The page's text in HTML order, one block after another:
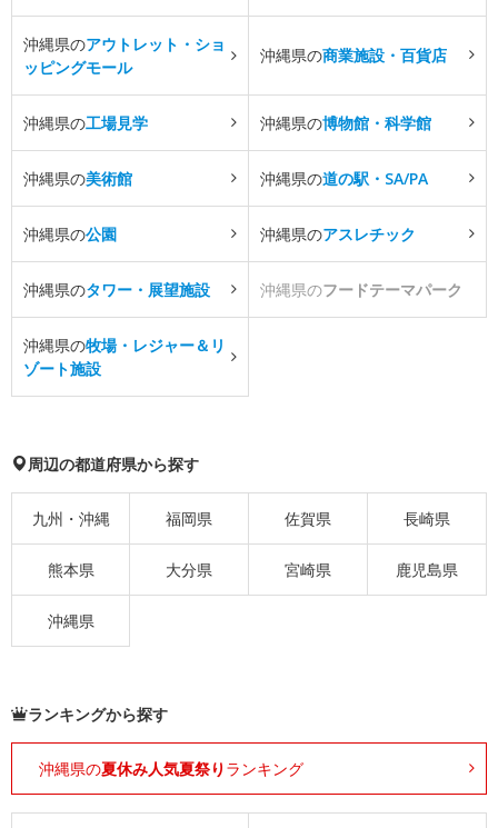
沖縄県のアウトレット・ショ
ッピングモール
沖縄県の商業施設・百貨店
沖縄県の工場見学 沖縄県の博物館・科学館
沖縄県の美術館 沖縄県の道の駅・SA/PA
沖縄県の公園 沖縄県のアスレチック
沖縄県のタワー・展望施設 沖縄県のフードテーマパーク
沖縄県の牧場・レジャー＆リ
ゾート施設
周辺の都道府県から探す
九州・沖縄 福岡県 佐賀県 長崎県
熊本県 大分県 宮崎県 鹿児島県
沖縄県
ランキングから探す
沖縄県の夏休み人気夏祭り ランキング